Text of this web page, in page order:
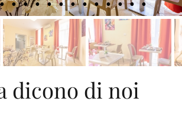
dicono di noi